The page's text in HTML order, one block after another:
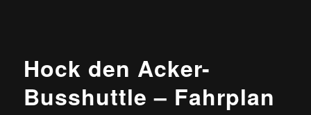
Hock den Acker-
Busshuttle – Fahrplan